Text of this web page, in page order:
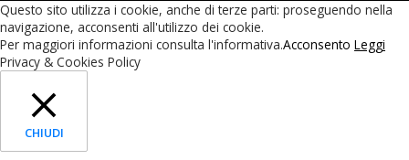
Questo sito utilizza i cookie, anche di terze parti: proseguendo nella
navigazione, acconsenti all'utilizzo dei cookie.
Per maggiori informazioni consulta l'informativa.Acconsento Leggi
Privacy & Cookies Policy
CHIUDI